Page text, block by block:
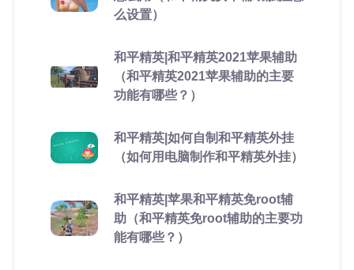
么设置）
和平精英|和平精英2021苹果辅助
（和平精英2021苹果辅助的主要
功能有哪些？）
和平精英|如何自制和平精英外挂
（如何用电脑制作和平精英外挂）
和平精英|苹果和平精英免root辅
助（和平精英免root辅助的主要功
能有哪些？）